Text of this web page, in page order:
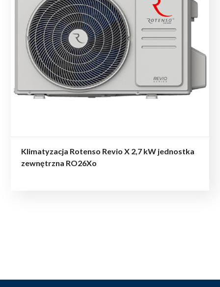
Klimatyzacja Rotenso Revio X 2,7 kW jednostka
zewnętrzna RO26Xo